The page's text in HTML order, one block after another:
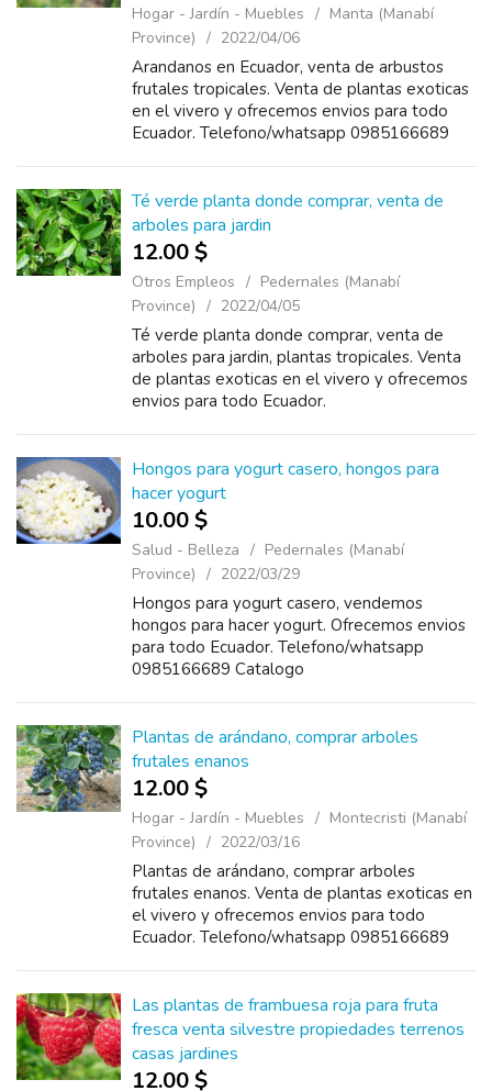
Hogar - Jardín - Muebles
Manta (Manabí
Province)
2022/04/06
Arandanos en Ecuador, venta de arbustos
frutales tropicales. Venta de plantas exoticas
en el vivero y ofrecemos envios para todo
Ecuador. Telefono/whatsapp 0985166689
Té verde planta donde comprar, venta de
arboles para jardin
12.00 $
Otros Empleos
Pedernales (Manabí
Province)
2022/04/05
Té verde planta donde comprar, venta de
arboles para jardin, plantas tropicales. Venta
de plantas exoticas en el vivero y ofrecemos
envios para todo Ecuador.
Hongos para yogurt casero, hongos para
hacer yogurt
10.00 $
Salud - Belleza
Pedernales (Manabí
Province)
2022/03/29
Hongos para yogurt casero, vendemos
hongos para hacer yogurt. Ofrecemos envios
para todo Ecuador. Telefono/whatsapp
0985166689 Catalogo
Plantas de arándano, comprar arboles
frutales enanos
12.00 $
Hogar - Jardín - Muebles
Montecristi (Manabí
Province)
2022/03/16
Plantas de arándano, comprar arboles
frutales enanos. Venta de plantas exoticas en
el vivero y ofrecemos envios para todo
Ecuador. Telefono/whatsapp 0985166689
Las plantas de frambuesa roja para fruta
fresca venta silvestre propiedades terrenos
casas jardines
12.00 $